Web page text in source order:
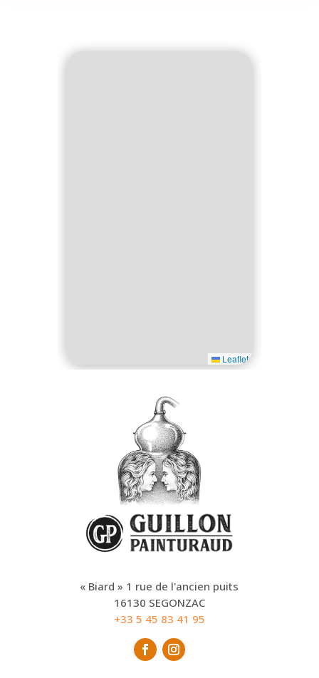
Leaflet
« Biard » 1 rue de l'ancien puits
16130 SEGONZAC
+33 5 45 83 41 95